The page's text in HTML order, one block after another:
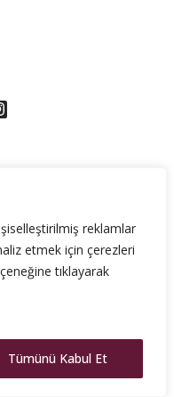
reklamlar
etmek için çerezleri
tıklayarak
Tümünü Kabul Et
makinelerden biri
Endüstriyel
geniş bir alanda